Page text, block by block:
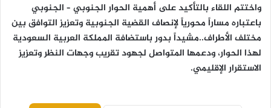
واختتم اللقاء بالتأكيد على أهمية الحوار الجنوبي – الجنوبي
باعتباره مساراً محورياً لإنصاف القضية الجنوبية وتعزيز التوافق بين
مختلف الأطراف..مشيداً بدور باستضافة المملكة العربية السعودية
لهذا الحوار، ودعمها المتواصل لجهود تقريب وجهات النظر وتعزيز
الاستقرار الإقليمي.